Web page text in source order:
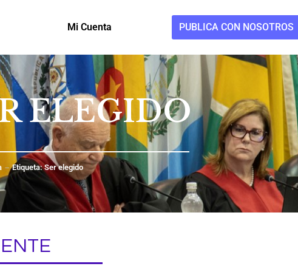
Mi Cuenta PUBLICA CON NOSOTROS
ELEGIDO
Etiqueta: Ser elegido